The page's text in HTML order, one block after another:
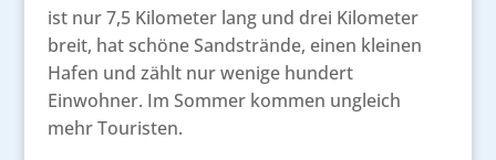
ist nur 7,5 Kilometer lang und drei Kilometer
breit, hat schöne Sandstrände, einen kleinen
Hafen und zählt nur wenige hundert
Einwohner. Im Sommer kommen ungleich
mehr Touristen.